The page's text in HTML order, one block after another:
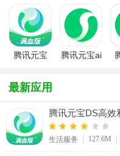
腾讯元宝
器下载
2026最新
腾讯元宝ai
最新应用
腾讯元宝DS高效
生活服务 127.6M